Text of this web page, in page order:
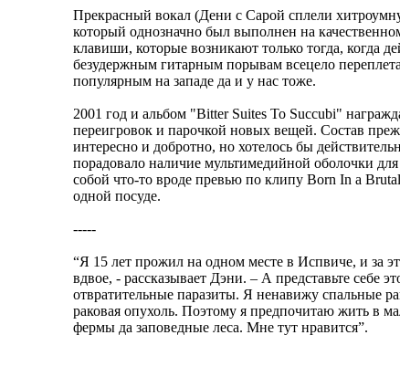
Прекрасный вокал (Дени с Сарой сплели
который однозначно был выполнен на
клавиши, которые возникают только тогда, когда
безудержным гитарным порывам всецело
популярным на западе да и у нас тоже.
2001 год и альбом "Bitter Suites To Succubi"
переигровок и парочкой новых вещей. Состав
интересно и добротно, но хотелось бы
порадовало наличие мультимедийной оболочки
собой что-то вроде превью по клипу Born In a
одной посуде.
-----
“Я 15 лет прожил на одном месте в Испвиче, и за
вдвое, - рассказывает Дэни. – А представьте себе
отвратительные паразиты. Я ненавижу спальные
раковая опухоль. Поэтому я предпочитаю жить в
фермы да заповедные леса. Мне тут нравится”.